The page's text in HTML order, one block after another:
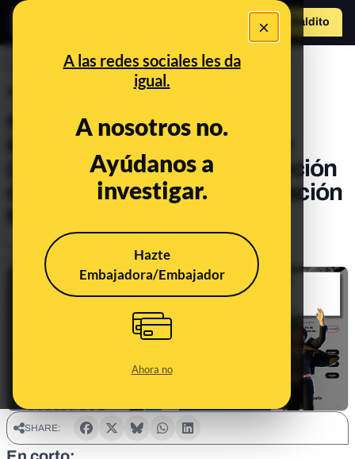
×
A las redes sociales les da
igual.
A nosotros no.
Ayúdanos a
investigar.
Hazte
Embajadora/Embajador
Ahora no
Hazte Maldito
PREBUNKING
"Ahora vosotros sois los
medios": cómo Elon Musk
intenta posicionar a Twitter
(ahora X) como una sustitución
de los medios de comunicación
Publicado el
Actualizado el
Dec 3, 2024, 4:33:00 PM
SHARE: